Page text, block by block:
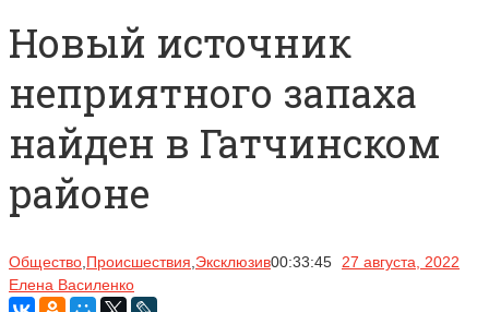
Новый источник
неприятного запаха
найден в Гатчинском
районе
Общество Происшествия Эксклюзив00:33:45
27 августа, 2022
Елена Василенко